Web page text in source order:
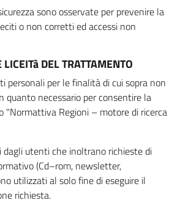
sono osservate per prevenire la
o non corretti ed accessi non
DEL TRATTAMENTO
personali per le finalità di cui sopra non
quanto necessario per consentire la
"Normattiva Regioni – motore di ricerca
utenti che inoltrano richieste di
(Cd–rom, newsletter,
utilizzati al solo fine di eseguire il
richiesta.